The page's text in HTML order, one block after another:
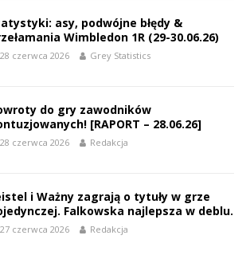
asy, podwójne błędy &
Wimbledon 1R (29-30.06.26)
28 czerwca 2026 Grey Statistics
do gry zawodników
[RAPORT – 28.06.26]
28 czerwca 2026 Redakcja
i Ważny zagrają o tytuły w grze
Falkowska najlepsza w deblu.
27 czerwca 2026 Redakcja